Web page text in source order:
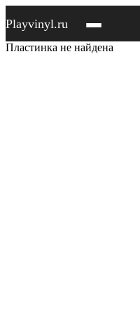
Playvinyl.ru
Пластинка не найдена